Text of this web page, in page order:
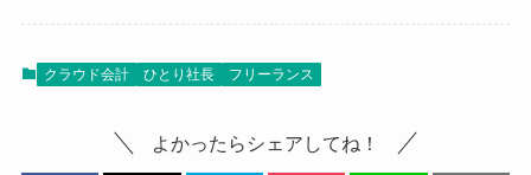
クラウド会計 ひとり社長 フリーランス
よかったらシェアしてね！